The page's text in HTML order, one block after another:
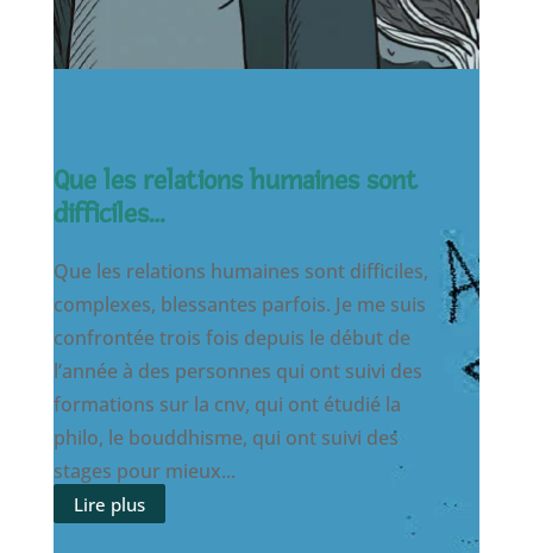
Que les relations humaines sont
difficiles…
Que les relations humaines sont difficiles,
complexes, blessantes parfois. Je me suis
confrontée trois fois depuis le début de
l’année à des personnes qui ont suivi des
formations sur la cnv, qui ont étudié la
philo, le bouddhisme, qui ont suivi des
stages pour mieux...
Lire plus